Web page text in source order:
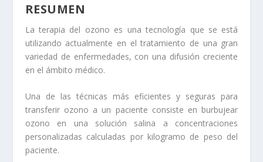
RESUMEN
La terapia del ozono es una tecnología que se está
utilizando actualmente en el tratamiento de una gran
variedad de enfermedades, con una difusión creciente
en el ámbito médico.
Una de las técnicas más eficientes y seguras para
transferir ozono a un paciente consiste en burbujear
ozono en una solución salina a concentraciones
personalizadas calculadas por kilogramo de peso del
paciente.